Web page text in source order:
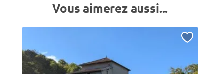
Vous aimerez aussi...